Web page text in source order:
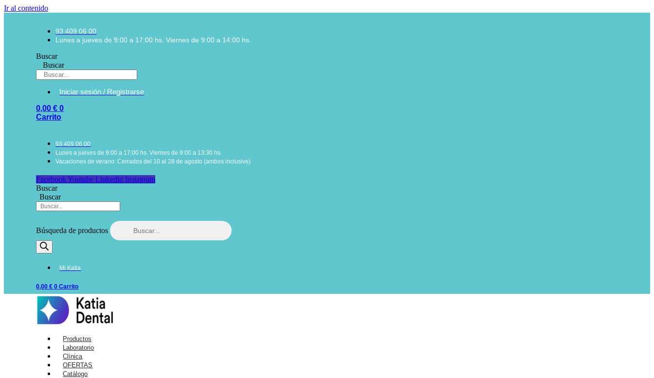
Ir al contenido
93 409 06 00
Lunes a jueves de 9:00 a 17:00 hs. Viernes de 9:00 a 14:00 hs.
Buscar
Buscar
Iniciar sesión / Registrarse
0,00€ 0
Carrito
93 409 06 00
Lunes a jueves de 9:00 a 17:00 hs. Viernes de 9:00 a 13:30 hs.
Vacaciones de verano: Cerrados del 10 al 28 de agosto (ambos inclusive)
Facebook Youtube Linkedin Instagram
Buscar
Buscar
Búsqueda de productos
Mi Katia
0,00€ 0 Carrito
Productos
Laboratorio
Clínica
OFERTAS
Catálogo